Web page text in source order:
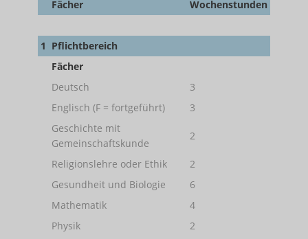
Fächer Wochenstunden
1 Pflichtbereich
Fächer
Deutsch
3
Englisch (F = fortgeführt)
3
Geschichte mit
Gemeinschaftskunde
2
Religionslehre oder Ethik
2
Gesundheit und Biologie
6
Mathematik
4
Physik
2